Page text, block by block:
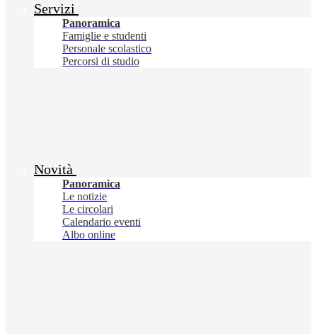
Servizi
Panoramica
Famiglie e studenti
Personale scolastico
Percorsi di studio
Novità
Panoramica
Le notizie
Le circolari
Calendario eventi
Albo online